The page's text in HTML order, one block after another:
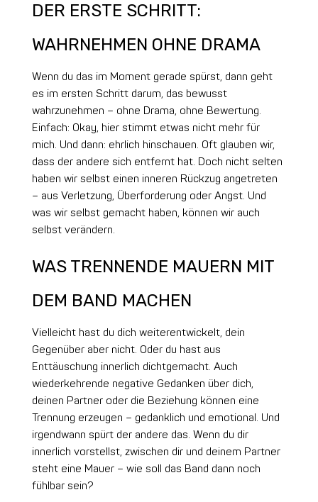
DER ERSTE SCHRITT:
WAHRNEHMEN OHNE DRAMA
Wenn du das im Moment gerade spürst, dann geht
es im ersten Schritt darum, das bewusst
wahrzunehmen – ohne Drama, ohne Bewertung.
Einfach: Okay, hier stimmt etwas nicht mehr für
mich. Und dann: ehrlich hinschauen. Oft glauben wir,
dass der andere sich entfernt hat. Doch nicht selten
haben wir selbst einen inneren Rückzug angetreten
– aus Verletzung, Überforderung oder Angst. Und
was wir selbst gemacht haben, können wir auch
selbst verändern.
WAS TRENNENDE MAUERN MIT
DEM BAND MACHEN
Vielleicht hast du dich weiterentwickelt, dein
Gegenüber aber nicht. Oder du hast aus
Enttäuschung innerlich dichtgemacht. Auch
wiederkehrende negative Gedanken über dich,
deinen Partner oder die Beziehung können eine
Trennung erzeugen – gedanklich und emotional. Und
irgendwann spürt der andere das. Wenn du dir
innerlich vorstellst, zwischen dir und deinem Partner
steht eine Mauer – wie soll das Band dann noch
fühlbar sein?